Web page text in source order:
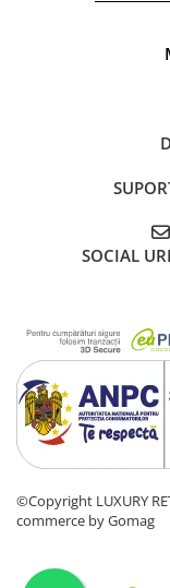
SOCIAL
©Copyright LUXURY
commerce by Gomag